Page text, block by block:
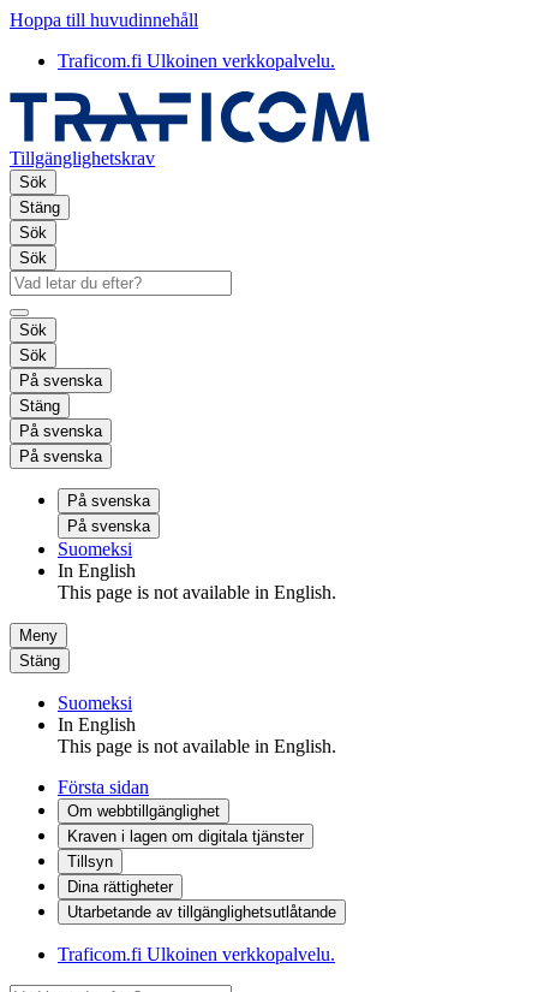
Hoppa till huvudinnehåll
Traficom.fi Ulkoinen verkkopalvelu.
Tillgänglighetskrav
Sök
Stäng
Sök
Sök
Sök
Sök
På svenska
Stäng
På svenska
På svenska
På svenska
På svenska
Suomeksi
In English
This page is not available in English.
Meny
Stäng
Suomeksi
In English
This page is not available in English.
Första sidan
Om webbtillgänglighet
Kraven i lagen om digitala tjänster
Tillsyn
Dina rättigheter
Utarbetande av tillgänglighets­utlåtande
Traficom.fi Ulkoinen verkkopalvelu.